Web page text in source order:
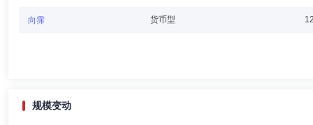
张思宁 学历：博士
向霈 货币型
规模变动